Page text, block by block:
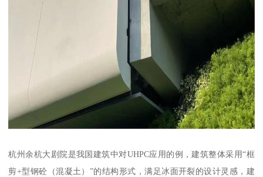
杭州余杭大剧院是我国建筑中对UHPC应用的例，建筑整体采用“框
剪+型钢砼（混凝土）”的结构形式，满足冰面开裂的设计灵感，建